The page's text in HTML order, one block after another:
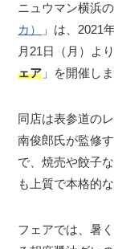
ニュウマン横浜
カ）
」は、2021
月21日（月）よ
ェア 」を開催しま
同店は表参道の
南俊郎氏が監修
で、焼売や餃子
も上質で本格的
フェアでは、暑